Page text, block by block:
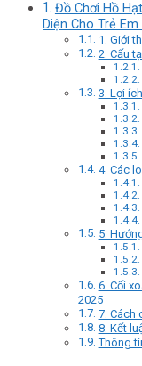
Đồ Chơi Hồ
Diện Cho Trẻ
1. Giới
2. Cấu
3. Lợi
4. Các
5.
6. Cối
2025
7. Cách
8. Kết
Thông